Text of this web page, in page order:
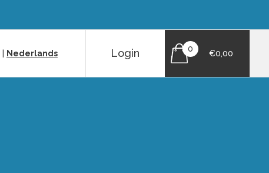
Nederlands Login 0 €0,00